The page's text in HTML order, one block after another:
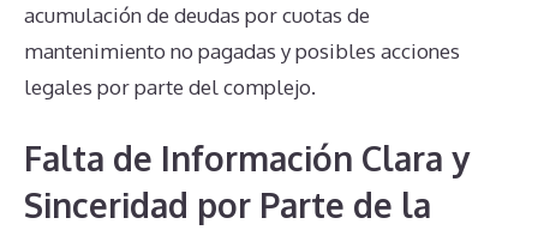
acumulación de deudas por cuotas de
mantenimiento no pagadas y posibles acciones
legales por parte del complejo.
Falta de Información Clara y
Sinceridad por Parte de la